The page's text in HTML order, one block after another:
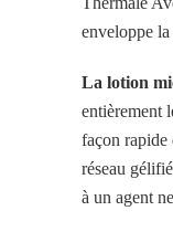
enveloppe
La lotion
entièrement
façon rapide
réseau
à un agent